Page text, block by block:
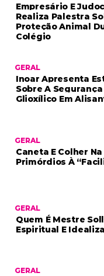
Empresário E
Realiza Palestra
Proteção Animal
Colégio
GERAL
Inoar Apresenta
Sobre A
Glioxílico Em
GERAL
Caneta E Colher
Primórdios À
GERAL
Quem É Mestre
Espiritual E
GERAL